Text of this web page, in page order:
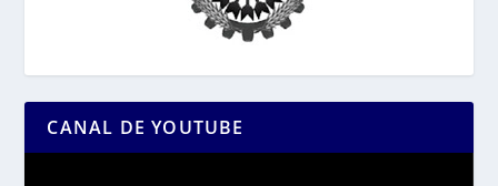
CANAL DE YOUTUBE